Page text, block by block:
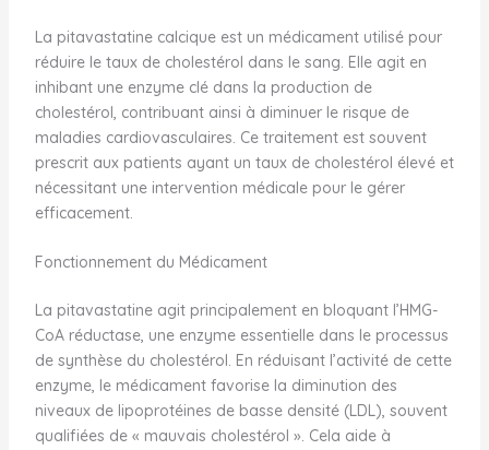
La pitavastatine calcique est un médicament utilisé pour
réduire le taux de cholestérol dans le sang. Elle agit en
inhibant une enzyme clé dans la production de
cholestérol, contribuant ainsi à diminuer le risque de
maladies cardiovasculaires. Ce traitement est souvent
prescrit aux patients ayant un taux de cholestérol élevé et
nécessitant une intervention médicale pour le gérer
efficacement.
Fonctionnement du Médicament
La pitavastatine agit principalement en bloquant l’HMG-
CoA réductase, une enzyme essentielle dans le processus
de synthèse du cholestérol. En réduisant l’activité de cette
enzyme, le médicament favorise la diminution des
niveaux de lipoprotéines de basse densité (LDL), souvent
qualifiées de « mauvais cholestérol ». Cela aide à